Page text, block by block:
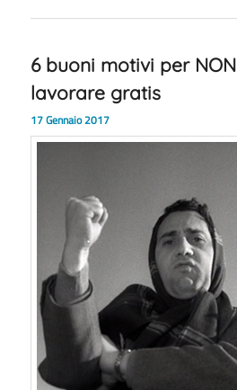
6 buoni motivi per NON
lavorare gratis
17 Gennaio 2017